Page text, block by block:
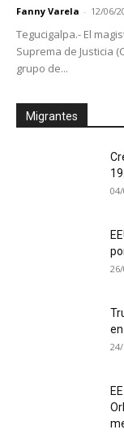
Fanny Varela - 12/06/
Tegucigalpa.- El
Suprema de Justicia
grupo de...
Migrantes